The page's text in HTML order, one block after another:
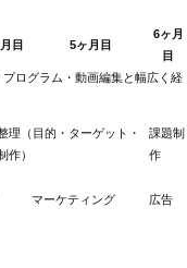
目 5ヶ月目
6ヶ月
目
ログラム・動画編集と幅広く経
理（目的・ターゲット・
作）
課題制
作
マーケティング 広告